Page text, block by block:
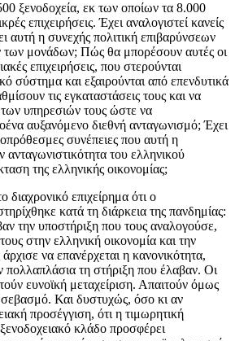
ξενοδοχεία, εκ των οποίων τα 8.000
επιχειρήσεις. Έχει αναλογιστεί κανείς
αυτή η συνεχής πολιτική επιβαρύνσεων
των μονάδων; Πώς θα μπορέσουν αυτές οι
επιχειρήσεις, που στερούνται
σύστημα και εξαιρούνται από επενδυτικά
τις εγκαταστάσεις τους και να
υπηρεσιών τους ώστε να
αυξανόμενο διεθνή ανταγωνισμό; Έχει
συνέπειες που αυτή η
ανταγωνιστικότητα του ελληνικού
της ελληνικής οικονομίας;
επιχείρημα ότι ο
κατά τη διάρκεια της πανδημίας:
την υποστήριξη που τους αναλογούσε,
στην ελληνική οικονομία και την
να επανέρχεται η κανονικότητα,
πολλαπλάσια τη στήριξη που έλαβαν. Οι
ευνοϊκή μεταχείριση. Απαιτούν όμως
σεβασμό. Και δυστυχώς, όσο κι αν
προσέγγιση, ότι η τιμωρητική
κλάδο προσφέρει